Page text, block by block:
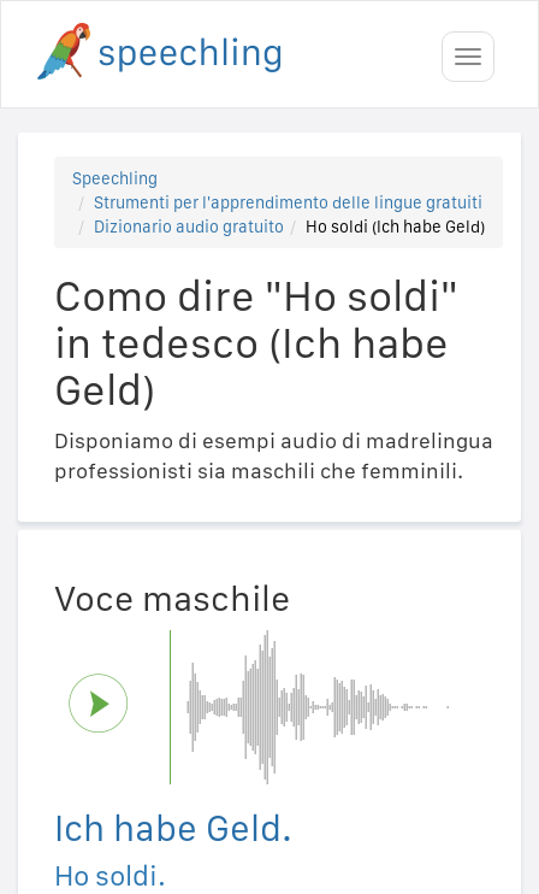
Toggle
Speechling
Strumenti per l'apprendimento delle lingue gratuiti
Dizionario audio gratuito
Ho soldi (Ich habe Geld)
Como dire "Ho soldi"
in tedesco (Ich habe
Geld)
Disponiamo di esempi audio di madrelingua
professionisti sia maschili che femminili.
Voce maschile
Ich habe Geld.
Ho soldi.